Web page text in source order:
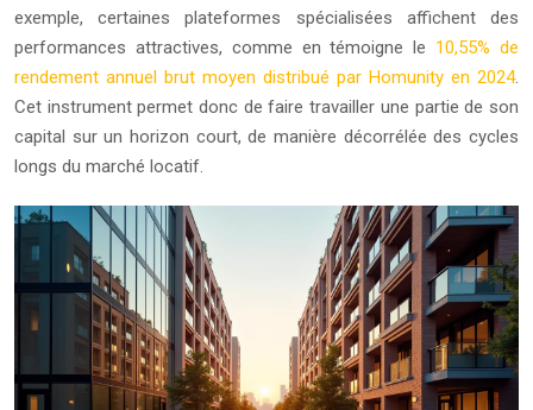
exemple, certaines plateformes spécialisées affichent des
performances attractives, comme en témoigne le 10,55% de
rendement annuel brut moyen distribué par Homunity en 2024.
Cet instrument permet donc de faire travailler une partie de son
capital sur un horizon court, de manière décorrélée des cycles
longs du marché locatif.